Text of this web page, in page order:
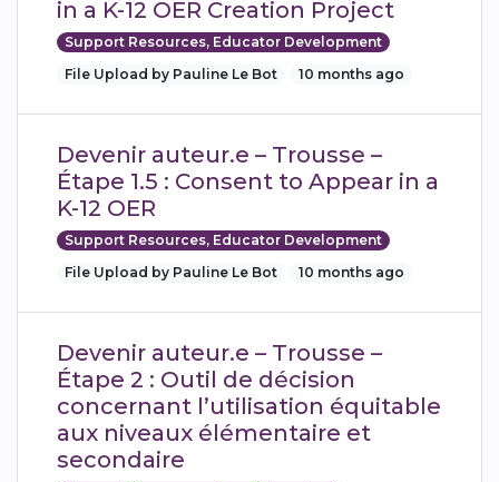
in a K-12 OER Creation Project
Support Resources, Educator Development
File Upload by Pauline Le Bot
10 months ago
Devenir auteur.e – Trousse –
Étape 1.5 : Consent to Appear in a
K-12 OER
Support Resources, Educator Development
File Upload by Pauline Le Bot
10 months ago
Devenir auteur.e – Trousse –
Étape 2 : Outil de décision
concernant l’utilisation équitable
aux niveaux élémentaire et
secondaire